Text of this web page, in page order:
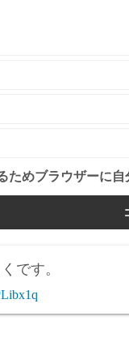
ためブラウザーに
です。